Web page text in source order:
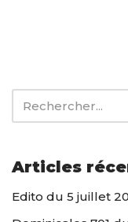
Articles
Edito du 5 juillet